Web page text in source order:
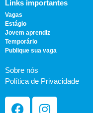
Links importantes
Vagas
Estágio
Jovem aprendiz
Temporário
Publique sua vaga
Sobre nós
Política de Privacidade